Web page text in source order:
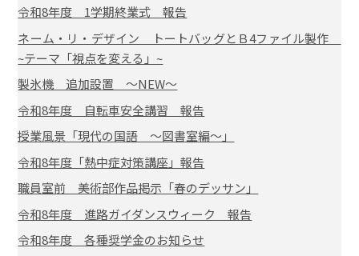
令和8年度 1学期終業式 報告
ネーム・リ・デザイン トートバッグとＢ4ファイル製作
~テーマ「視点を変える」~
製氷機 追加設置 ～NEW～
令和8年度 自転車安全講習 報告
授業風景「現代の国語 ～図書室編～」
令和8年度「熱中症対策講座」報告
職員室前 美術部作品掲示「春のデッサン」
令和8年度 進路ガイダンスウィーク 報告
令和8年度 各種奨学金のお知らせ